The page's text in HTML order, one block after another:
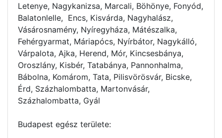
Letenye, Nagykanizsa, Marcali, Böhönye, Fonyód,
Balatonlelle, Encs, Kisvárda, Nagyhalász,
Vásárosnamény, Nyíregyháza, Mátészalka,
Fehérgyarmat, Máriapócs, Nyírbátor, Nagykálló,
Várpalota, Ajka, Herend, Mór, Kincsesbánya,
Oroszlány, Kisbér, Tatabánya, Pannonhalma,
Bábolna, Komárom, Tata, Pilisvörösvár, Bicske,
Érd, Százhalombatta, Martonvásár,
Százhalombatta, Gyál
Budapest egész területe: